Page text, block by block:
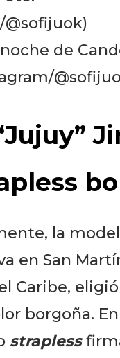
de
la
en San
Caribe,
borgoña.
strapless